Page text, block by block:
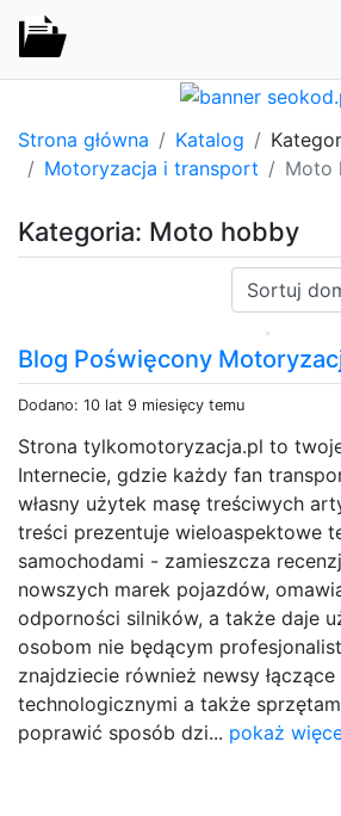
Strona główna Katalog
Motoryzacja i transport
Moto
Kategoria: Moto hobby
Sortuj:
Blog Poświęcony
Dodano: 10 lat 9 miesięcy temu
Strona tylkomotoryzacja.pl to
Internecie, gdzie każdy fan
własny użytek masę treściwych
treści prezentuje wieloaspektowe
samochodami - zamieszcza
nowszych marek pojazdów,
odporności silników, a także daje
osobom nie będącym
znajdziecie również newsy
technologicznymi a także
poprawić sposób dzi... pokaż